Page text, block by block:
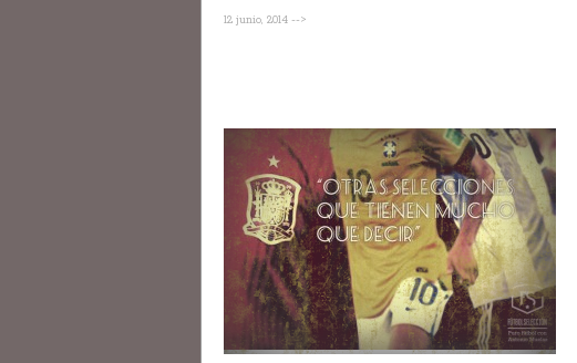
12 junio, 2014 -->